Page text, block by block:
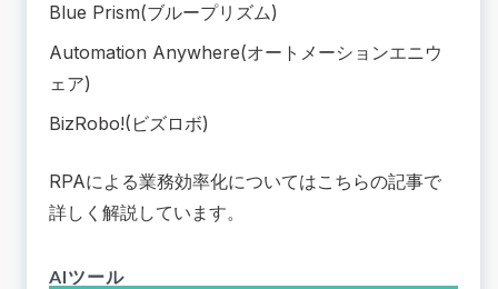
Blue Prism(ブループリズム)
Automation Anywhere(オートメーションエニウ
ェア)
BizRobo!(ビズロボ)
RPAによる業務効率化についてはこちらの記事で
詳しく解説しています。
AIツール